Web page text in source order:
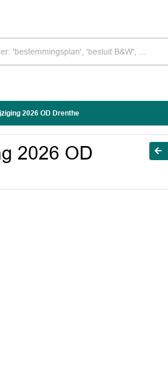
2026 OD Drenthe
2026 OD